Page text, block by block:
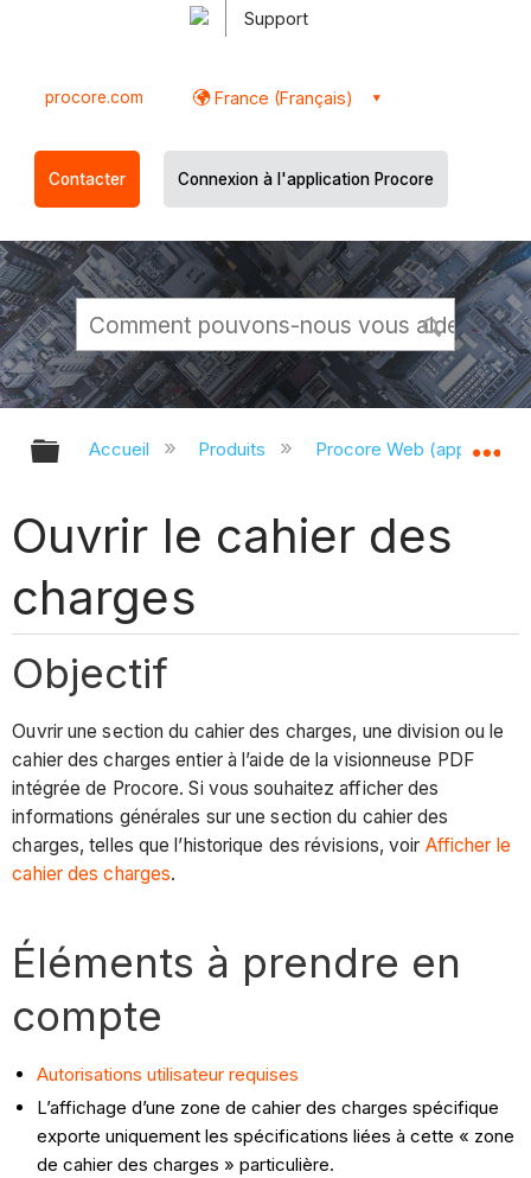
Support
procore.com France (Français)
Contacter Connexion à l'application Procore
Développer/réduire la hiérarchie
Accueil Produits Procore Web
Ouvrir le cahier des
charges
Objectif
Ouvrir une section du cahier des charges, une division ou le
cahier des charges entier à l’aide de la visionneuse PDF
intégrée de Procore. Si vous souhaitez afficher des
informations générales sur une section du cahier des
charges, telles que l’historique des révisions, voir Afficher le
cahier des charges.
Éléments à prendre en
compte
Autorisations utilisateur requises
L’affichage d’une zone de cahier des charges spécifique
exporte uniquement les spécifications liées à cette « zone
de cahier des charges » particulière.